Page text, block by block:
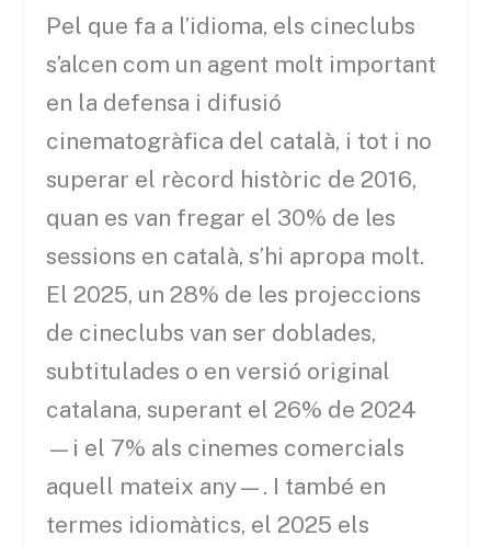
Pel que fa a l’idioma, els cineclubs
s’alcen com un agent molt important
en la defensa i difusió
cinematogràfica del català, i tot i no
superar el rècord històric de 2016,
quan es van fregar el 30% de les
sessions en català, s’hi apropa molt.
El 2025, un 28% de les projeccions
de cineclubs van ser doblades,
subtitulades o en versió original
catalana, superant el 26% de 2024
—i el 7% als cinemes comercials
aquell mateix any—. I també en
termes idiomàtics, el 2025 els